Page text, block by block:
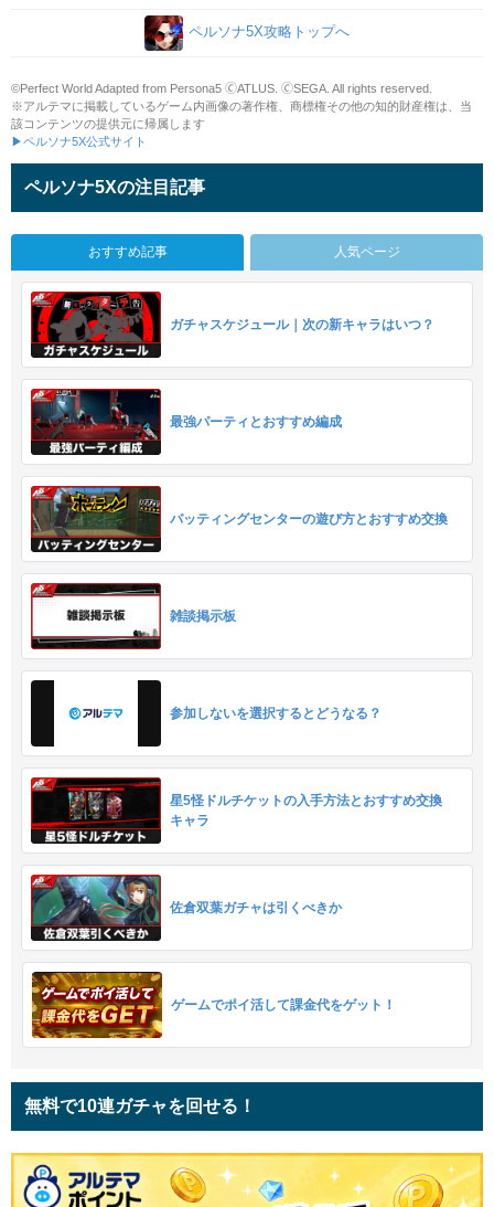
ペルソナ5X攻略トップへ
©Perfect World Adapted from Persona5 🄫ATLUS. 🄫SEGA. All rights reserved.
※アルテマに掲載しているゲーム内画像の著作権、商標権その他の知的財産権は、当
該コンテンツの提供元に帰属します
▶ペルソナ5X公式サイト
ペルソナ5Xの注目記事
おすすめ記事 人気ページ
ガチャスケジュール｜次の新キャラはいつ？
最強パーティとおすすめ編成
バッティングセンターの遊び方とおすすめ交換
雑談掲示板
参加しないを選択するとどうなる？
星5怪ドルチケットの入手方法とおすすめ交換
キャラ
佐倉双葉ガチャは引くべきか
ゲームでポイ活して課金代をゲット！
無料で10連ガチャを回せる！